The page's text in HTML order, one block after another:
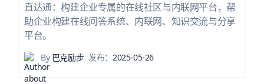
直达通：构建企业专属的在线社区与内联网平台，帮
助企业构建在线问答系统、内联网、知识交流与分享
平台。
By巴克励步 发布：2025-05-26